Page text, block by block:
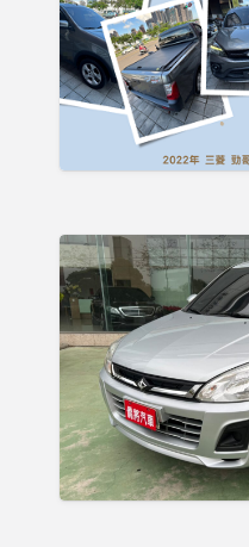
現
金
2022
年
菱
哥
皮
卡
2.4
灰
再
退
你
現
【實
車
實
價】
18
勁
哥
里
程